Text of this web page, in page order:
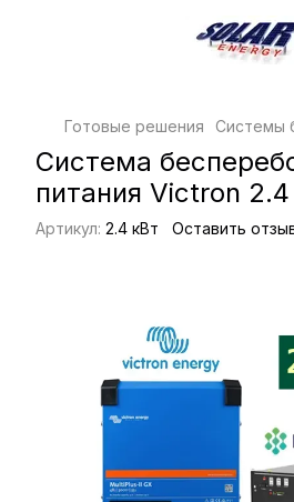
Готовые решения Системы
Система
питания Victron
Артикул: 2.4 кВт Оставить